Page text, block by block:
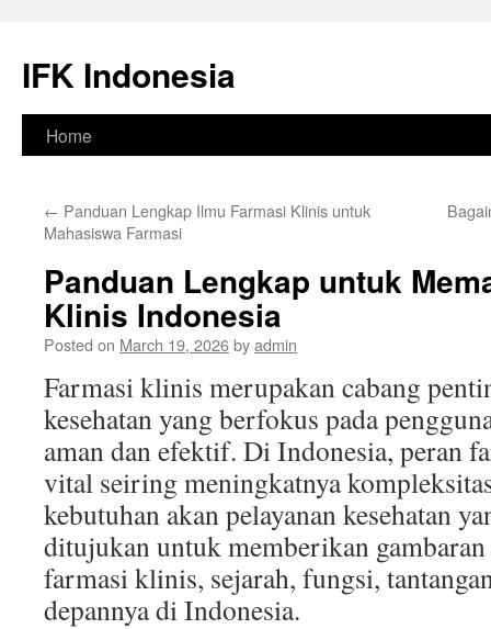
content
IFK Indonesia
Home
← Panduan Lengkap Ilmu Farmasi Klinis untuk
Mahasiswa Farmasi
Panduan Lengkap untuk
Klinis Indonesia
Posted on March 19, 2026byadmin
Farmasi klinis merupakan cabang
kesehatan yang berfokus pada
aman dan efektif. Di Indonesia, peran
vital seiring meningkatnya
kebutuhan akan pelayanan kesehatan
ditujukan untuk memberikan
farmasi klinis, sejarah, fungsi,
depannya di Indonesia.